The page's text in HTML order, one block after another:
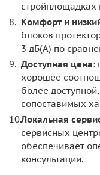
стройплощадках
Комфорт и
блоков
3 дБ(А) по
Доступная цена:
хорошее
более
сопоставимых
Локальная
сервисных
обеспечивает
консультации.